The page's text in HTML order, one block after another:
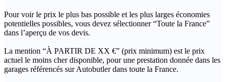
Pour voir le prix le plus bas possible et les plus larges économies
potentielles possibles, vous devez sélectionner “Toute la France”
dans l’aperçu de vos devis.
La mention “À PARTIR DE XX €” (prix minimum) est le prix
actuel le moins cher disponible, pour une prestation donnée dans les
garages référencés sur Autobutler dans toute la France.